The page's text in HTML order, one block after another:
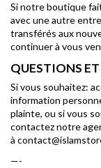
Si notre boutique
avec une autre
transférés aux
continuer à vous
QUESTIONS
Si vous souhaitez:
information
plainte, ou si vous
contactez notre
à
—-